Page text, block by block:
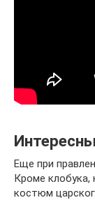
Еще при
Кроме клобука,
костюм